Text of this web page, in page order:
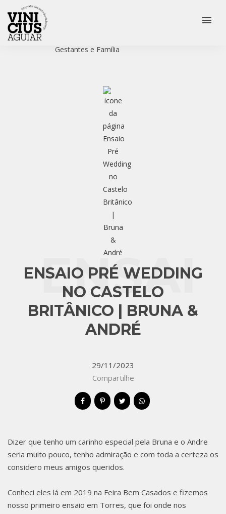
menu
Gestantes e Família
ENSAIO PRÉ WEDDING
NO CASTELO
BRITÂNICO | BRUNA &
ANDRÉ
ENSAI
O PRÉ
WEDD
ING
29/11/2023
Compartilhe
Dizer que tenho um carinho especial pela Bruna e o Andre
seria muito pouco, tenho admiração e com toda a certeza os
considero meus amigos queridos.
Conheci eles lá em 2019 na Feira Bem Casados e fizemos
nosso primeiro ensaio em Torres, que foi onde nos